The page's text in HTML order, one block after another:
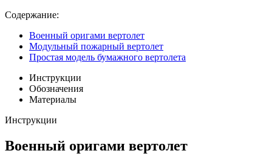
Содержание:
Военный оригами вертолет
Модульный пожарный вертолет
Простая модель бумажного вертолета
Инструкции
Обозначения
Материалы
Инструкции
Военный оригами вертолет